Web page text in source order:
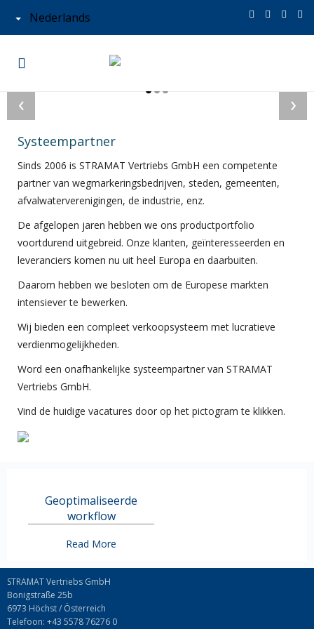
Nederlands
›
‹
Systeempartner
Sinds 2006 is STRAMAT Vertriebs GmbH een competente
partner van wegmarkeringsbedrijven, steden, gemeenten,
afvalwaterverenigingen, de industrie, enz.
De afgelopen jaren hebben we ons productportfolio
voortdurend uitgebreid. Onze klanten, geïnteresseerden en
leveranciers komen nu uit heel Europa en daarbuiten.
Daarom hebben we besloten om de Europese markten
intensiever te bewerken.
Wij bieden een compleet verkoopsysteem met lucratieve
verdienmogelijkheden.
Word een onafhankelijke systeempartner van STRAMAT
Vertriebs GmbH.
Vind de huidige vacatures door op het pictogram te klikken.
Geoptimaliseerde
workflow
Read More
STRAMAT Vertriebs GmbH
Bonigstraße 25b
6973 Höchst / Österreich
Telefoon: +43 5578 76276 0